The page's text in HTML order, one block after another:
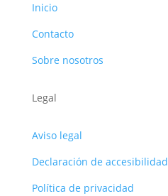
Inicio
Contacto
Sobre nosotros
Legal
Aviso legal
Declaración de accesibilidad
Política de privacidad